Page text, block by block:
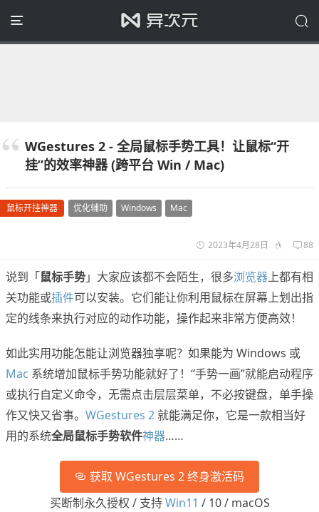
WGestures 2 - 全局鼠标手势工具！让鼠标“开
挂”的效率神器 (跨平台 Win / Mac)
鼠标开挂神器 优化辅助 Windows Mac
2023年4月28日 88
说到「鼠标手势」大家应该都不会陌生，很多浏览器上都有相
关功能或插件可以安装。它们能让你利用鼠标在屏幕上划出指
定的线条来执行对应的动作功能，操作起来非常方便高效！
如此实用功能怎能让浏览器独享呢？如果能为 Windows 或
Mac 系统增加鼠标手势功能就好了！“手势一画”就能启动程序
或执行自定义命令，无需点击层层菜单，不必按键盘，单手操
作又快又省事。 WGestures 2就能满足你，它是一款相当好
用的系统全局鼠标手势软件神器……
获取 WGestures 2 终身激活码
买断制永久授权 / 支持Win11 / 10 / macOS